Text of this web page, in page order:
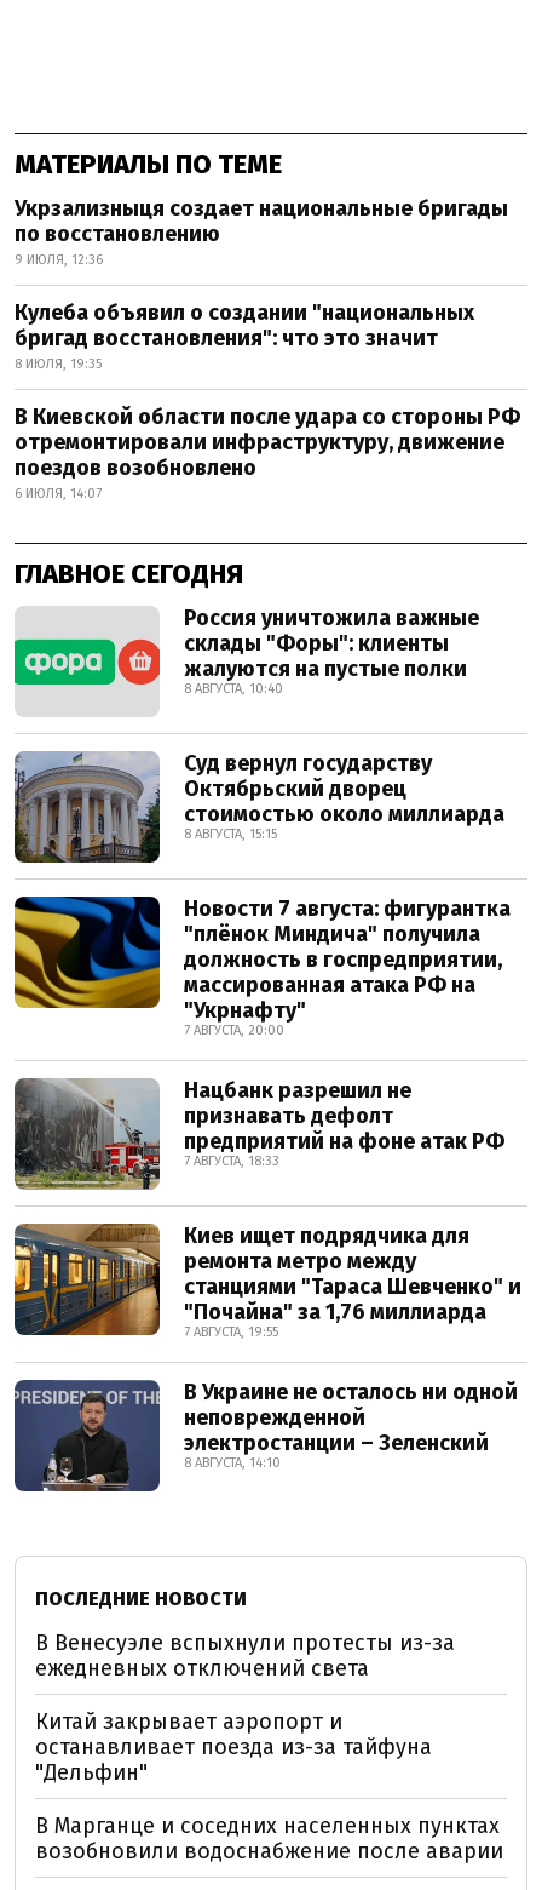
МАТЕРИАЛЫ ПО ТЕМЕ
Укрзализныця создает национальные бригады
по восстановлению
9 ИЮЛЯ, 12:36
Кулеба объявил о создании "национальных
бригад восстановления": что это значит
8 ИЮЛЯ, 19:35
В Киевской области после удара со стороны РФ
отремонтировали инфраструктуру, движение
поездов возобновлено
6 ИЮЛЯ, 14:07
ГЛАВНОЕ СЕГОДНЯ
Россия уничтожила важные
склады "Форы": клиенты
жалуются на пустые полки
8 АВГУСТА, 10:40
Суд вернул государству
Октябрьский дворец
стоимостью около миллиарда
8 АВГУСТА, 15:15
Новости 7 августа: фигурантка
"плёнок Миндича" получила
должность в госпредприятии,
массированная атака РФ на
"Укрнафту"
7 АВГУСТА, 20:00
Нацбанк разрешил не
признавать дефолт
предприятий на фоне атак РФ
7 АВГУСТА, 18:33
Киев ищет подрядчика для
ремонта метро между
станциями "Тараса Шевченко" и
"Почайна" за 1,76 миллиарда
7 АВГУСТА, 19:55
В Украине не осталось ни одной
неповрежденной
электростанции – Зеленский
8 АВГУСТА, 14:10
ПОСЛЕДНИЕ НОВОСТИ
В Венесуэле вспыхнули протесты из-за
ежедневных отключений света
Китай закрывает аэропорт и
останавливает поезда из-за тайфуна
"Дельфин"
В Марганце и соседних населенных пунктах
возобновили водоснабжение после аварии